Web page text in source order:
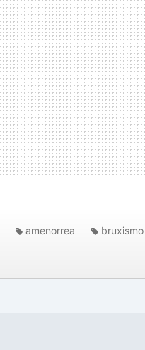
amenorrea bruxismo